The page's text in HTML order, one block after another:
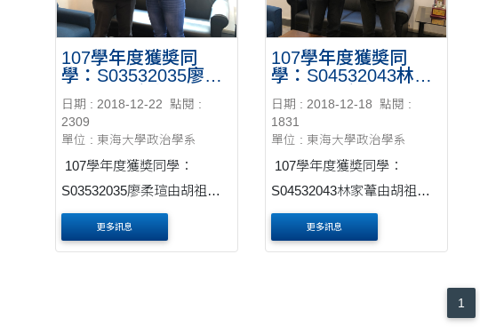
107學年度獲奬同
學：S03532035廖柔
授奬
日期 : 2018-12-22
點閱 :
2309
單位 : 東海大學政治學系
107學年度獲奬同學：
S03532035廖柔瑄由胡祖慶
老師正式授奬
更多訊息
107學年度獲奬同
學：S04532043林家
授奬
日期 : 2018-12-18
點閱 :
1831
單位 : 東海大學政治學系
107學年度獲奬同學：
S04532043林家葦由胡祖慶
老師正式授奬
更多訊息
1